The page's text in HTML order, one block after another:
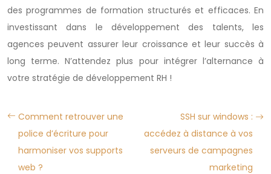
des programmes de formation structurés et efficaces. En
investissant dans le développement des talents, les
agences peuvent assurer leur croissance et leur succès à
long terme. N’attendez plus pour intégrer l’alternance à
votre stratégie de développement RH !
Comment retrouver une
police d’écriture pour
harmoniser vos supports
web ?
SSH sur windows :
accédez à distance à vos
serveurs de campagnes
marketing